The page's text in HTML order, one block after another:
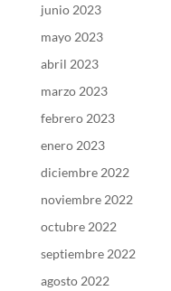
junio 2023
mayo 2023
abril 2023
marzo 2023
febrero 2023
enero 2023
diciembre 2022
noviembre 2022
octubre 2022
septiembre 2022
agosto 2022